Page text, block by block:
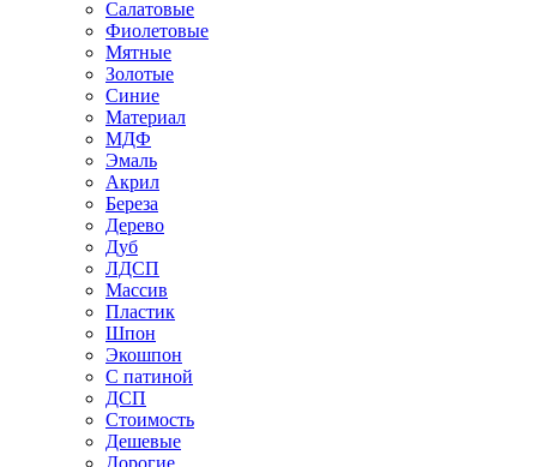
Салатовые
Фиолетовые
Мятные
Золотые
Синие
Материал
МДФ
Эмаль
Акрил
Береза
Дерево
Дуб
ЛДСП
Массив
Пластик
Шпон
Экошпон
С патиной
ДСП
Стоимость
Дешевые
Дорогие